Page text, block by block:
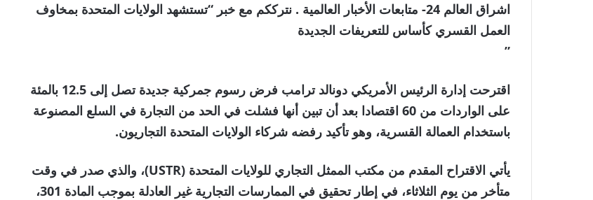
اشراق العالم 24- متابعات الأخبار العالمية . نترككم مع خبر “تستشهد الولايات المتحدة بمخاوف
العمل القسري كأساس للتعريفات الجديدة
”
اقترحت إدارة الرئيس الأمريكي دونالد ترامب فرض رسوم جمركية جديدة تصل إلى 12.5 بالمئة
على الواردات من 60 اقتصادا بعد أن تبين أنها فشلت في الحد من التجارة في السلع المصنوعة
باستخدام العمالة القسرية، وهو تأكيد رفضه شركاء الولايات المتحدة التجاريون.
يأتي الاقتراح المقدم من مكتب الممثل التجاري للولايات المتحدة (USTR)، والذي صدر في وقت
متأخر من يوم الثلاثاء، في إطار تحقيق في الممارسات التجارية غير العادلة بموجب المادة 301،